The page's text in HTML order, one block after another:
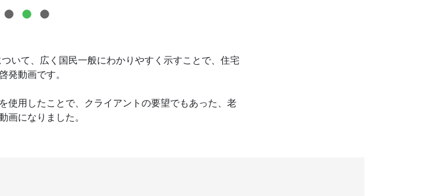
いて、広く国民一般にわかりやすく示すことで、住宅
発動画です。
使用したことで、クライアントの要望でもあった、老
画になりました。